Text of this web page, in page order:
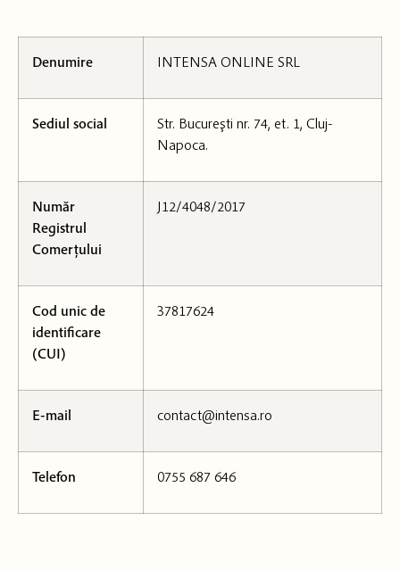
Denumire INTENSA ONLINE SRL
Sediul social
Str. Bucureşti nr. 74, et. 1, Cluj-
Napoca.
Număr
Registrul
Comerțului
J12/4048/2017
Cod unic de
identificare
(CUI)
37817624
E-mail contact@intensa.ro
Telefon 0755 687 646